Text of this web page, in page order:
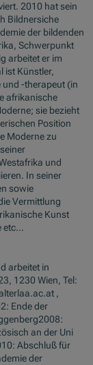
2010 hat sein
Bildnersiche
der bildenden
Schwerpunkt
arbeitet er im
ist Künstler,
-therapeut (in
afrikanische
sie bezieht
Position
Moderne zu
und
In seiner
sowie
Vermittlung
Kunst
etc...
arbeitet in
1230 Wien, Tel:
,
Ende der
an der Uni
Abschluß für
der